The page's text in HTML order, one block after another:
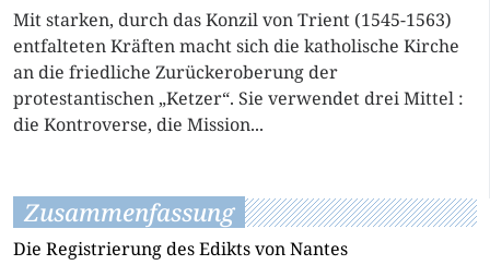
Mit starken, durch das Konzil von Trient (1545-1563)
entfalteten Kräften macht sich die katholische Kirche
an die friedliche Zurückeroberung der
protestantischen „Ketzer“. Sie verwendet drei Mittel :
die Kontroverse, die Mission...
Zusammenfassung
Die Registrierung des Edikts von Nantes